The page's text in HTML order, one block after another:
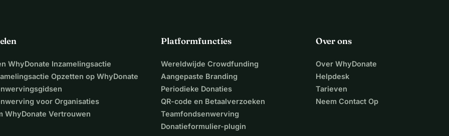
WhyDonate Inzamelingsactie
Opzetten op WhyDonate
voor Organisaties
WhyDonate Vertrouwen
Platformfuncties
Wereldwijde Crowdfunding
Aangepaste Branding
Periodieke Donaties
QR-code en Betaalverzoeken
Teamfondsenwerving
Donatieformulier-plugin
Over ons
Over WhyDonate
Helpdesk
Tarieven
Neem Contact Op